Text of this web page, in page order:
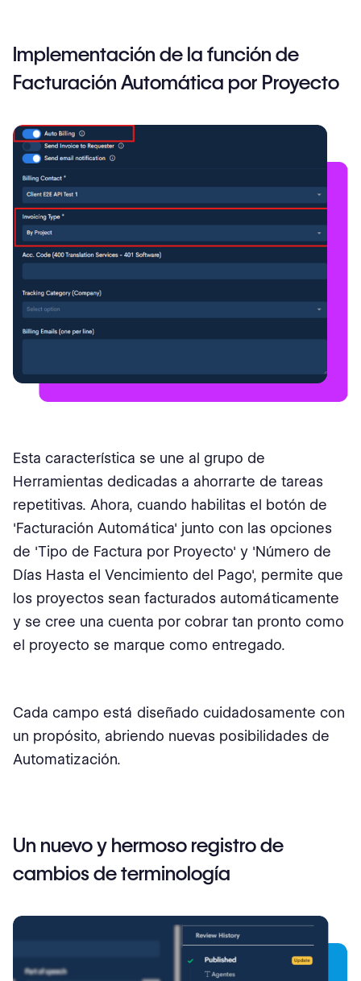
Implementación de la función de
Facturación Automática por Proyecto
Esta característica se une al grupo de
Herramientas dedicadas a ahorrarte de tareas
repetitivas. Ahora, cuando habilitas el botón de
'Facturación Automática' junto con las opciones
de 'Tipo de Factura por Proyecto' y 'Número de
Días Hasta el Vencimiento del Pago', permite que
los proyectos sean facturados automáticamente
y se cree una cuenta por cobrar tan pronto como
el proyecto se marque como entregado.
Cada campo está diseñado cuidadosamente con
un propósito, abriendo nuevas posibilidades de
Automatización.
Un nuevo y hermoso registro de
cambios de terminología